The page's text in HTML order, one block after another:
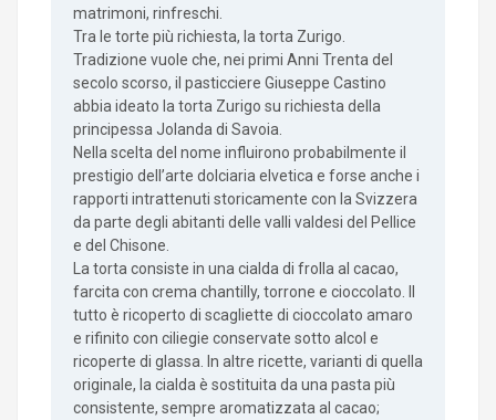
matrimoni, rinfreschi.
Tra le torte più richiesta, la torta Zurigo.
Tradizione vuole che, nei primi Anni Trenta del
secolo scorso, il pasticciere Giuseppe Castino
abbia ideato la torta Zurigo su richiesta della
principessa Jolanda di Savoia.
Nella scelta del nome influirono probabilmente il
prestigio dell’arte dolciaria elvetica e forse anche i
rapporti intrattenuti storicamente con la Svizzera
da parte degli abitanti delle valli valdesi del Pellice
e del Chisone.
La torta consiste in una cialda di frolla al cacao,
farcita con crema chantilly, torrone e cioccolato. Il
tutto è ricoperto di scagliette di cioccolato amaro
e rifinito con ciliegie conservate sotto alcol e
ricoperte di glassa. In altre ricette, varianti di quella
originale, la cialda è sostituita da una pasta più
consistente, sempre aromatizzata al cacao;